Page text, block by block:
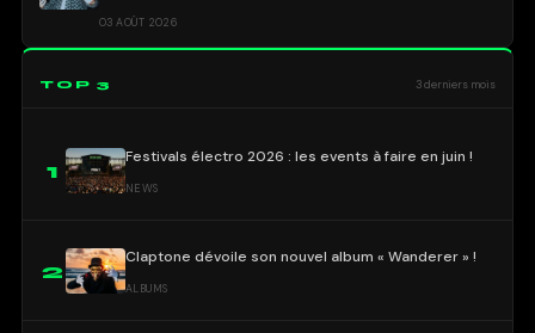
03 AOÛT 2026
TOP 3 3 derniers mois
1
Festivals électro 2026 : les events à faire en juin !
NEWS
2
Claptone dévoile son nouvel album « Wanderer » !
ALBUMS